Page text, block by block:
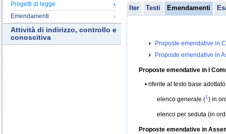
Progetti di legge
Emendamenti
Attività di indirizzo, controllo e
conoscitiva
Iter Testi Emendamenti
Proposte emendative in
Proposte emendative in
Proposte emendative in I
riferite al testo base
elenco generale (1) in
elenco per seduta (in
Proposte emendative in